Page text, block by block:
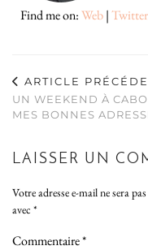
Find me on:Web|
ARTICLE
UN WEEKEND À
MES BONNES
LAISSER UN
Votre adresse e-mail ne sera
avec *
Commentaire*